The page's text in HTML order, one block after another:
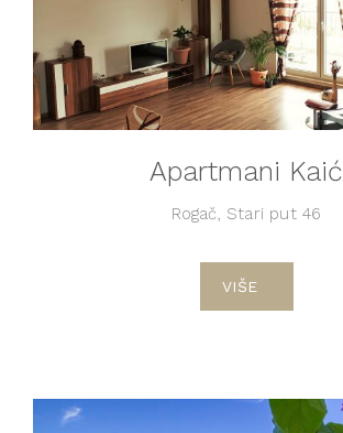
Apartmani Kaić
Rogač, Stari put 46
VIŠE